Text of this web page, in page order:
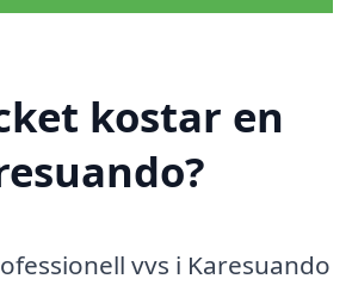
kostar en
vvs i Karesuando